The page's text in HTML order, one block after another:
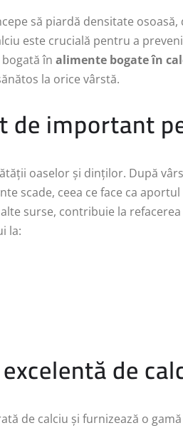
să piardă densitate
este crucială pentru a
în alimente bogate în
la orice vârstă.
de important
oaselor și dinților. După
scade, ceea ce face ca
surse, contribuie la
la:
de
de calciu și furnizează o